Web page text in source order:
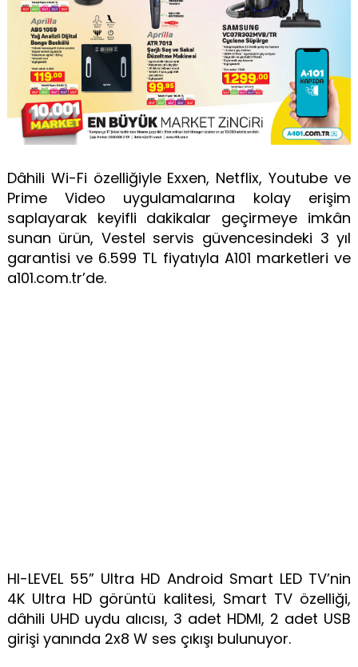
Dâhili Wi-Fi özelliğiyle Exxen, Netflix, Youtube ve
Prime Video uygulamalarına kolay erişim
saplayarak keyifli dakikalar geçirmeye imkân
sunan ürün, Vestel servis güvencesindeki 3 yıl
garantisi ve 6.599 TL fiyatıyla A101 marketleri ve
a101.com.tr’de.
HI-LEVEL 55” Ultra HD Android Smart LED TV’nin
4K Ultra HD görüntü kalitesi, Smart TV özelliği,
dâhili UHD uydu alıcısı, 3 adet HDMI, 2 adet USB
girişi yanında 2x8 W ses çıkışı bulunuyor.